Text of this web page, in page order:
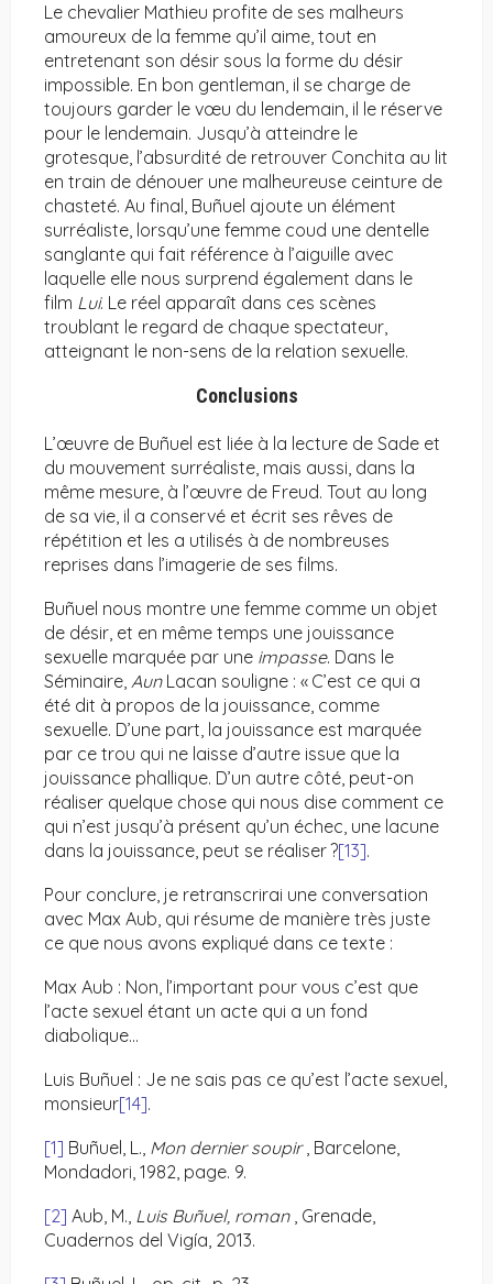
Le chevalier Mathieu profite de ses malheurs
amoureux de la femme qu’il aime, tout en
entretenant son désir sous la forme du désir
impossible. En bon gentleman, il se charge de
toujours garder le vœu du lendemain, il le réserve
pour le lendemain. Jusqu’à atteindre le
grotesque, l’absurdité de retrouver Conchita au lit
en train de dénouer une malheureuse ceinture de
chasteté. Au final, Buñuel ajoute un élément
surréaliste, lorsqu’une femme coud une dentelle
sanglante qui fait référence à l’aiguille avec
laquelle elle nous surprend également dans le
film Lui. Le réel apparaît dans ces scènes
troublant le regard de chaque spectateur,
atteignant le non-sens de la relation sexuelle.
Conclusions
L’œuvre de Buñuel est liée à la lecture de Sade et
du mouvement surréaliste, mais aussi, dans la
même mesure, à l’œuvre de Freud. Tout au long
de sa vie, il a conservé et écrit ses rêves de
répétition et les a utilisés à de nombreuses
reprises dans l’imagerie de ses films.
Buñuel nous montre une femme comme un objet
de désir, et en même temps une jouissance
sexuelle marquée par une impasse. Dans le
Séminaire, AunLacan souligne : « C’est ce qui a
été dit à propos de la jouissance, comme
sexuelle. D’une part, la jouissance est marquée
par ce trou qui ne laisse d’autre issue que la
jouissance phallique. D’un autre côté, peut-on
réaliser quelque chose qui nous dise comment ce
qui n’est jusqu’à présent qu’un échec, une lacune
dans la jouissance, peut se réaliser ?[13].
Pour conclure, je retranscrirai une conversation
avec Max Aub, qui résume de manière très juste
ce que nous avons expliqué dans ce texte :
Max Aub : Non, l’important pour vous c’est que
l’acte sexuel étant un acte qui a un fond
diabolique…
Luis Buñuel : Je ne sais pas ce qu’est l’acte sexuel,
monsieur[14].
[1] Buñuel, L., Mon dernier soupir, Barcelone,
Mondadori, 1982, page. 9.
[2] Aub, M., Luis Buñuel, roman, Grenade,
Cuadernos del Vigía, 2013.